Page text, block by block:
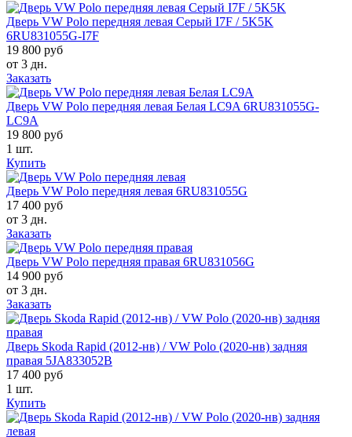
Дверь VW Polo передняя левая Серый I7F / 5K5K
6RU831055G-I7F
19 800 руб
от 3 дн.
Заказать
Дверь VW Polo передняя левая Белая LC9A 6RU831055G-
LC9A
19 800 руб
1 шт.
Купить
Дверь VW Polo передняя левая 6RU831055G
17 400 руб
от 3 дн.
Заказать
Дверь VW Polo передняя правая 6RU831056G
14 900 руб
от 3 дн.
Заказать
Дверь Skoda Rapid (2012-нв) / VW Polo (2020-нв) задняя
правая 5JA833052B
17 400 руб
1 шт.
Купить